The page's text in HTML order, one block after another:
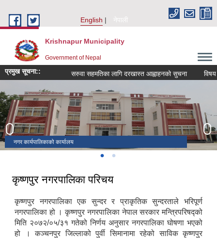
English
नेपाली
Krishnapur Municipality
Government of Nepal
प्रमुख सूचना:: सरुवा सहमतिका लागि दरखास्त आह्वाहनको सुचना विषय
नगर कार्यपालिकाको कार्यालय
सुन्दर कृष्णपुर
कृष्णपुर नगरपालिका परिचय
कृष्णपुर नगरपालिका एक सुन्दर र प्राकृतिक सुन्दरताले भरिपूर्ण
नगरपालिका हो । कृष्णपुर नगरपालिका नेपाल सरकार मन्त्रिपरिषद्को
मिति २०७२/०५/३१ गतेको निर्णय अनुसार नगरपालिका घोषणा भएको
हो । कञ्चनपुर जिल्लाको पुर्वी सिमानामा रहेको साविक कृष्णपुर